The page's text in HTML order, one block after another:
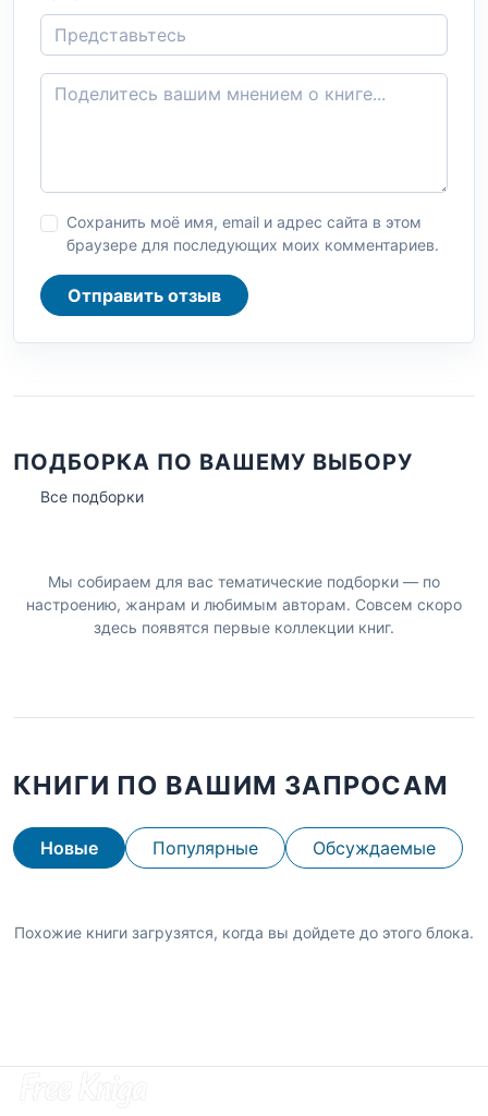
Сохранить моё имя, email и адрес сайта в этом
браузере для последующих моих комментариев.
Отправить отзыв
ПОДБОРКА ПО ВАШЕМУ ВЫБОРУ
Все подборки
Мы собираем для вас тематические подборки — по
настроению, жанрам и любимым авторам. Совсем скоро
здесь появятся первые коллекции книг.
КНИГИ ПО ВАШИМ ЗАПРОСАМ
Новые Популярные Обсуждаемые
Похожие книги загрузятся, когда вы дойдете до этого блока.